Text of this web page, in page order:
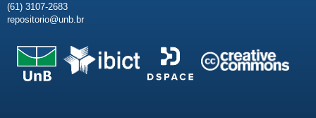
(61) 3107-2683
repositorio@unb.br